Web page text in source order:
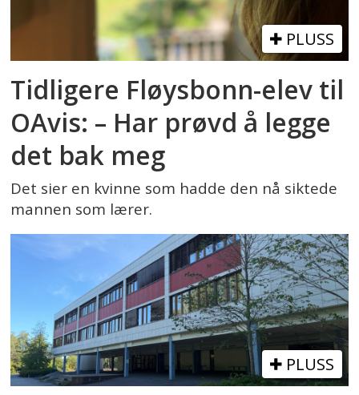
PLUSS
Tidligere Fløysbonn-elev til
OAvis: – Har prøvd å legge
det bak meg
Det sier en kvinne som hadde den nå siktede
mannen som lærer.
PLUSS